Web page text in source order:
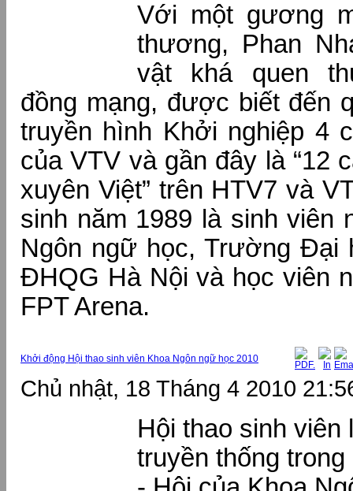
Với một gương
thương, Phan
vật khá quen
đồng mạng, được biết đến
truyền hình Khởi nghiệp 4
của VTV và gần đây là “12
xuyên Việt” trên HTV7 và
sinh năm 1989 là sinh viên
Ngôn ngữ học, Trường Đại
ĐHQG Hà Nội và học viên
FPT Arena.
Khởi động Hội thao sinh viên Khoa Ngôn ngữ học 2010
Chủ nhật, 18 Tháng 4 2010
Hội thao sinh viên
truyền thống